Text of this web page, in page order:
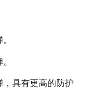
，具有更高的防护